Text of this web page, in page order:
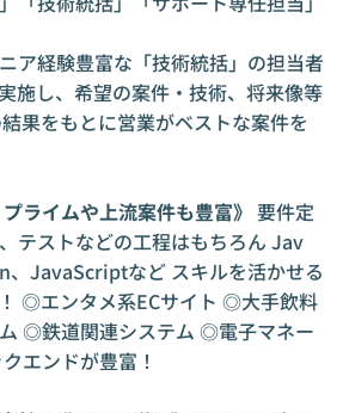
ア経験豊富な「技術統括」の担当者
施し、希望の案件・技術、将来像等
果をもとに営業がベストな案件を
ライムや上流案件も豊富》 要件定
テストなどの工程はもちろん Jav
、JavaScriptなど スキルを活かせる
◎エンタメ系ECサイト ◎大手飲料
◎鉄道関連システム ◎電子マネー
エンドが豊富！